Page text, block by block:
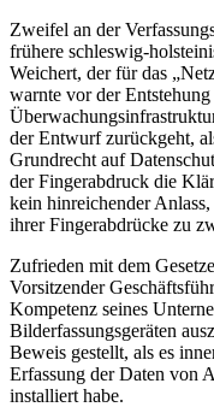
Zweifel an der
frühere schleswig-
Weichert, der für das
warnte vor der Entstehung
der Entwurf zurückgeht,
Grundrecht auf
der Fingerabdruck die
kein hinreichender
ihrer Fingerabdrücke zu
Zufrieden mit dem
Vorsitzender
Kompetenz seines
Bilderfassungsgeräten
Beweis gestellt, als es
Erfassung der Daten von
installiert habe.